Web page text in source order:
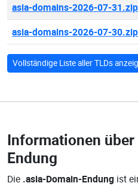
asia-domains-2026-07-31.zip
asia-domains-2026-07-30.zip
Vollständige Liste aller TLDs
Informationen
Endung
Die .asia-Domain-Endung ist